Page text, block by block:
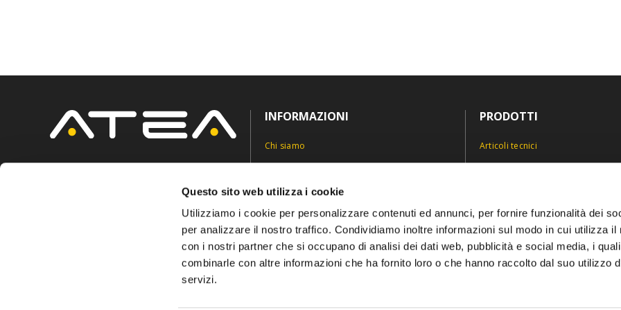
Questo sito web utilizza i cookie
Utilizziamo i cookie per personalizzare contenuti ed annunci, per fornire funzionalità dei
per analizzare il nostro traffico. Condividiamo inoltre informazioni sul modo in cui utilizza il
con i nostri partner che si occupano di analisi dei dati web, pubblicità e social media, i
combinarle con altre informazioni che ha fornito loro o che hanno raccolto dal suo utilizzo
servizi.
INFORMAZIONI
Chi siamo
Contatti
Privacy Policy
Cookie Policy
PRODOTTI
Articoli tecnici
Antinfortunistica
Personalizzazioni